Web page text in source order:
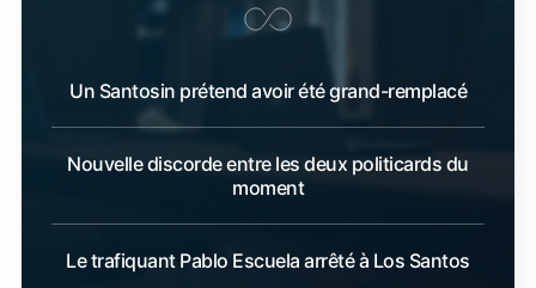
Un Santosin prétend avoir été grand-remplacé
Nouvelle discorde entre les deux politicards du
moment
Le trafiquant Pablo Escuela arrêté à Los Santos